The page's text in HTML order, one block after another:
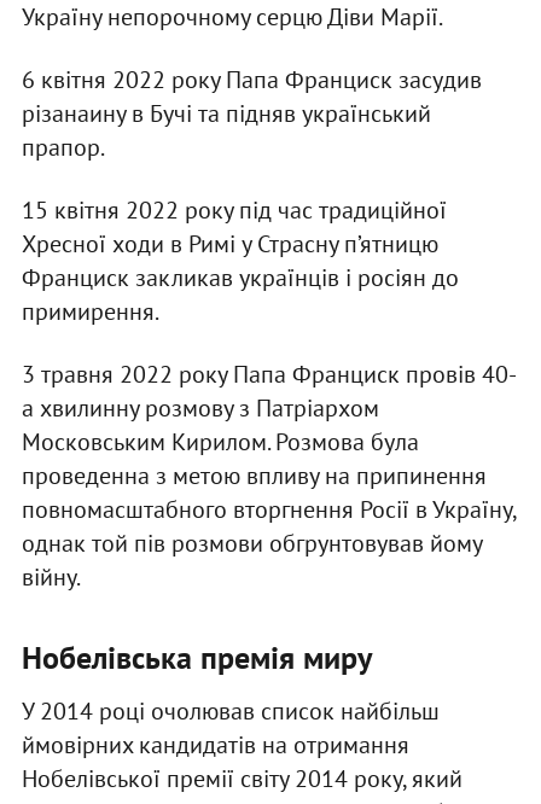
Україну непорочному серцю Діви Марії.
6 квітня 2022 року Папа Франциск засудив
різанаину в Бучі та підняв український
прапор.
15 квітня 2022 року під час традиційної
Хресної ходи в Римі у Страсну п’ятницю
Франциск закликав українців і росіян до
примирення.
3 травня 2022 року Папа Франциск провів 40-
а хвилинну розмову з Патріархом
Московським Кирилом. Розмова була
проведенна з метою впливу на припинення
повномасштабного вторгнення Росії в Україну,
однак той пів розмови обгрунтовував йому
війну.
Нобелівська премія миру
У 2014 році очолював список найбільш
ймовірних кандидатів на отримання
Нобелівської премії світу 2014 року, який